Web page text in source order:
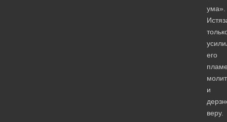
ума».
его
и
веру.